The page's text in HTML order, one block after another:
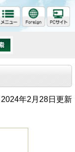
年2月28日更新